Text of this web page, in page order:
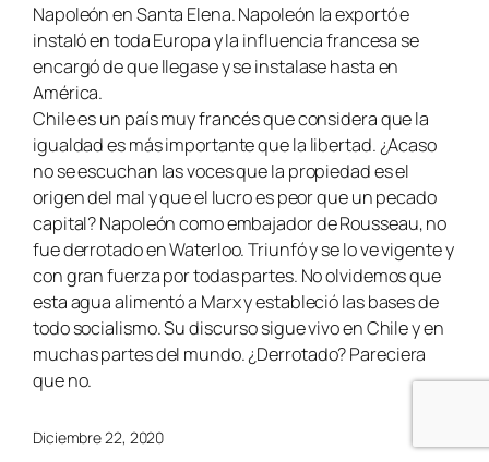
Napoleón en Santa Elena. Napoleón la exportó e
instaló en toda Europa y la influencia francesa se
encargó de que llegase y se instalase hasta en
América.
Chile es un país muy francés que considera que la
igualdad es más importante que la libertad. ¿Acaso
no se escuchan las voces que la propiedad es el
origen del mal y que el lucro es peor que un pecado
capital? Napoleón como embajador de Rousseau, no
fue derrotado en Waterloo. Triunfó y se lo ve vigente y
con gran fuerza por todas partes. No olvidemos que
esta agua alimentó a Marx y estableció las bases de
todo socialismo. Su discurso sigue vivo en Chile y en
muchas partes del mundo. ¿Derrotado? Pareciera
que no.
Diciembre 22, 2020